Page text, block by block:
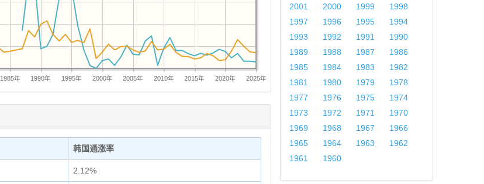
1985年 1990年 1995年 2000年 2005年 2010年 2015年 2020年 2025年
韩国通涨率
2.12%
2001
2000 1999
1998
1997
1996 1995
1994
1993
1992 1991
1990
1989
1988 1987
1986
1985
1984 1983
1982
1981
1980 1979
1978
1977
1976 1975
1974
1973
1972 1971
1970
1969
1968 1967
1966
1965
1964 1963
1962
1961
1960